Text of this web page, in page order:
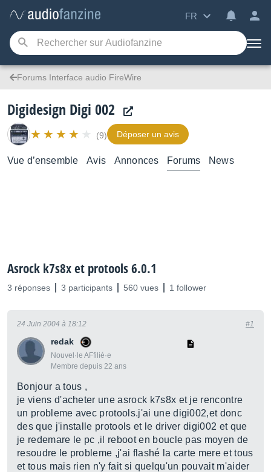
FR
Forums Interface audio FireWire
Digidesign Digi 002
(9) Déposer un avis
Vue d’ensemble Avis Annonces Forums News
Asrock k7s8x et protools 6.0.1
3 réponses 3 participants 560 vues 1 follower
redak
Nouvel·le AFfilié·e
Membre depuis 22 ans
24 Juin 2004 à 18:12 #1
Bonjour a tous ,
je viens d'acheter une asrock k7s8x et je rencontre
un probleme avec protools.j'ai une digi002,et donc
des que j'installe protools et le driver digi002 et que
je redemare le pc ,il reboot en boucle pas moyen de
resoudre le probleme ,j'ai flashé la carte mere et tous
et tous mais rien n'y fait si quelqu'un pouvait m'aider